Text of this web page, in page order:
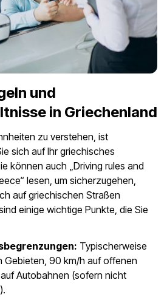
und
in Griechenland
zu verstehen, ist
sich auf Ihr griechisches
können auch „Driving rules and
lesen, um sicherzugehen,
auf griechischen Straßen
einige wichtige Punkte, die Sie
Typischerweise
Gebieten, 90 km/h auf offenen
Autobahnen (sofern nicht